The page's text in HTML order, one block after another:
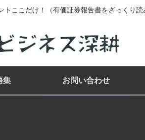
ここだけ！（有価証券報告書をざっくり読
集 お問い合わせ